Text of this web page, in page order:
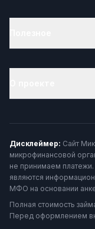
Дисклеймер: Сайт
микрофинансовой
не принимаем
являются
МФО на основании
Полная стоимость
Перед оформлением